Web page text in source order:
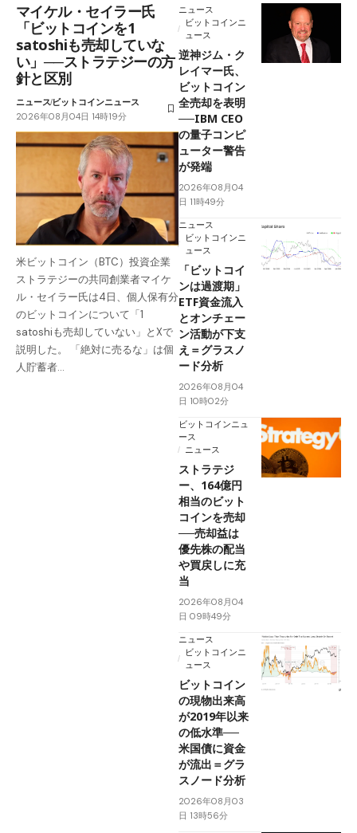
マイケル・セイラー氏
「ビットコインを1
satoshiも売却していな
い」──ストラテジーの方
針と区別
ニュースビットコインニュース
2026年08月04日 14時19分
米ビットコイン（BTC）投資企業
ストラテジーの共同創業者マイケ
ル・セイラー氏は4日、個人保有分
のビットコインについて「1
satoshiも売却していない」とXで
説明した。 「絶対に売るな」は個
人貯蓄者…
ニュース
ビットコインニ
ュース
逆神ジム・ク
レイマー氏、
ビットコイン
全売却を表明
──IBM CEO
の量子コンピ
ューター警告
が発端
2026年08月04
日 11時49分
ニュース
ビットコインニ
ュース
「ビットコイ
ンは過渡期」
ETF資金流入
とオンチェー
ン活動が下支
え＝グラスノ
ード分析
2026年08月04
日 10時02分
ビットコインニュ
ース
ニュース
ストラテジ
ー、164億円
相当のビット
コインを売却
──売却益は
優先株の配当
や買戻しに充
当
2026年08月04
日 09時49分
ニュース
ビットコインニ
ュース
ビットコイン
の現物出来高
が2019年以来
の低水準──
米国債に資金
が流出＝グラ
スノード分析
2026年08月03
日 13時56分